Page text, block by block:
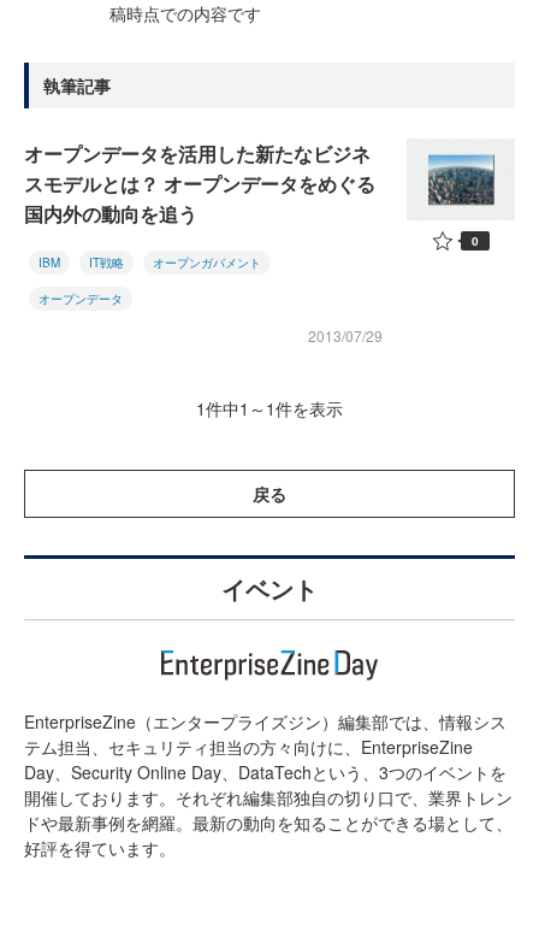
稿時点での内容です
執筆記事
オープンデータを活用した新たなビジネ
スモデルとは？ オープンデータをめぐる
国内外の動向を追う
IBM IT戦略 オープンガバメント
オープンデータ
2013/07/29
0
1件中1～1件を表示
戻る
イベント
EnterpriseZine（エンタープライズジン）編集部では、情報シス
テム担当、セキュリティ担当の方々向けに、EnterpriseZine
Day、Security Online Day、DataTechという、3つのイベントを
開催しております。それぞれ編集部独自の切り口で、業界トレン
ドや最新事例を網羅。最新の動向を知ることができる場として、
好評を得ています。